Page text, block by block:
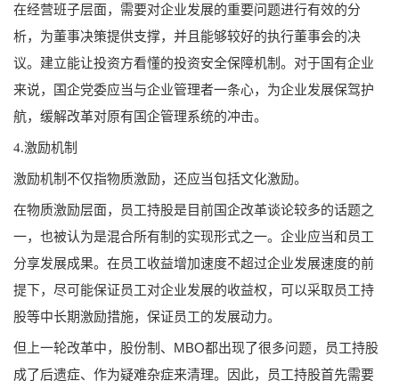
在经营班子层面，需要对企业发展的重要问题进行有效的分
析，为董事决策提供支撑，并且能够较好的执行董事会的决
议。建立能让投资方看懂的投资安全保障机制。对于国有企业
来说，国企党委应当与企业管理者一条心，为企业发展保驾护
航，缓解改革对原有国企管理系统的冲击。
4.激励机制
激励机制不仅指物质激励，还应当包括文化激励。
在物质激励层面，员工持股是目前国企改革谈论较多的话题之
一，也被认为是混合所有制的实现形式之一。企业应当和员工
分享发展成果。在员工收益增加速度不超过企业发展速度的前
提下，尽可能保证员工对企业发展的收益权，可以采取员工持
股等中长期激励措施，保证员工的发展动力。
但上一轮改革中，股份制、MBO都出现了很多问题，员工持股
成了后遗症、作为疑难杂症来清理。因此，员工持股首先需要